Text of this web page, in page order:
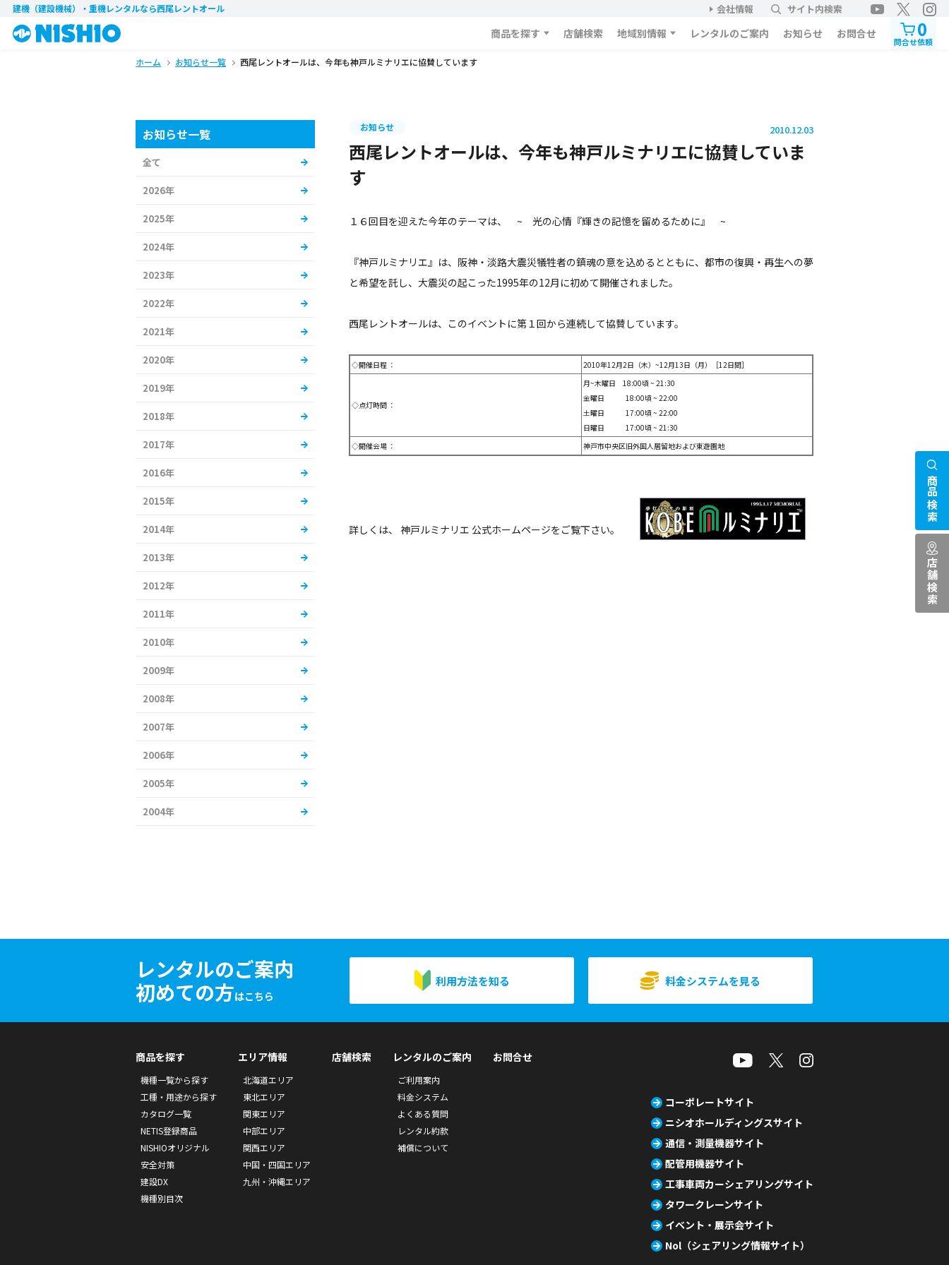
建機（建設機械）・重機レンタルなら西尾レントオール 会社情報 サイト内検索
商品を探す 店舗検索 地域別情報 レンタルのご案内 お知らせ お問合せ 0
問合せ依頼
ホーム お知らせ一覧 西尾レントオールは、今年も神戸ルミナリエに協賛しています
お知らせ 2010.12.03
西尾レントオールは、今年も神戸ルミナリエに協賛していま
す
１６回目を迎えた今年のテーマは、 ~ 光の心情『輝きの記憶を留めるために』 ~
『神戸ルミナリエ』は、阪神・淡路大震災犠牲者の鎮魂の意を込めるとともに、都市の復興・再生への夢
と希望を託し、大震災の起こった1995年の12月に初めて開催されました。
西尾レントオールは、このイベントに第１回から連続して協賛しています。
◇開催日程 ： 2010年12月2日（木）~12月13日（月）［12日間］
◇点灯時間 ：
月~木曜日 18:00頃 ~ 21:30
金曜日 18:00頃 ~ 22:00
土曜日 17:00頃 ~ 22:00
日曜日 17:00頃 ~ 21:30
◇開催会場 ：
神戸市中央区旧外国人居留地および東遊園地
詳しくは、 神戸ルミナリエ 公式ホームページをご覧下さい。
お知らせ一覧
全て
2026年
2025年
2024年
2023年
2022年
2021年
2020年
2019年
2018年
2017年
2016年
2015年
2014年
2013年
2012年
2011年
2010年
2009年
2008年
2007年
2006年
2005年
2004年
レンタルのご案内
初めての方はこちら
利用方法を知る 料金システムを見る
商品検索
店舗検索
商品を探す
機種一覧から探す
工種・用途から探す
カタログ一覧
NETIS登録商品
NISHIOオリジナル
安全対策
建設DX
機種別目次
エリア情報
北海道エリア
東北エリア
関東エリア
中部エリア
関西エリア
中国・四国エリア
九州・沖縄エリア
店舗検索 レンタルのご案内
ご利用案内
料金システム
よくある質問
レンタル約款
補償について
お問合せ
コーポレートサイト
ニシオホールディングスサイト
通信・測量機器サイト
配管用機器サイト
工事車両カーシェアリングサイト
タワークレーンサイト
イベント・展示会サイト
Nol（シェアリング情報サイト）